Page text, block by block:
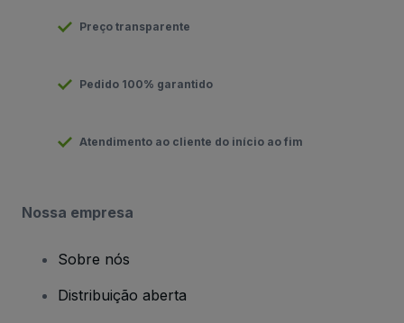
Preço transparente
Pedido 100% garantido
Atendimento ao cliente do início ao fim
Nossa empresa
Sobre nós
Distribuição aberta